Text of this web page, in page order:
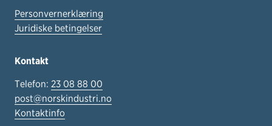
Personvernerklæring
Juridiske betingelser
Kontakt
Telefon: 23 08 88 00
post@norskindustri.no
Kontaktinfo